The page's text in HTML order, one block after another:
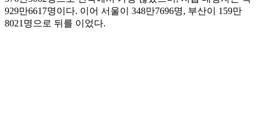
929만6617명이다. 이어 서울이 348만7696명, 부산이 159만
8021명으로 뒤를 이었다.